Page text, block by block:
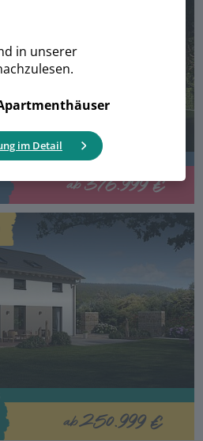
anders
ab376.999 €
ab250.999 €
in unserer
im Detail